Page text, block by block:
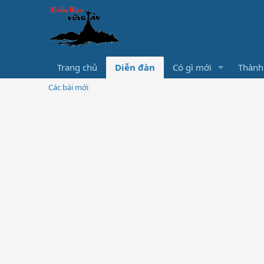
Trang chủ Diễn đàn Có gì mới
Các bài mới